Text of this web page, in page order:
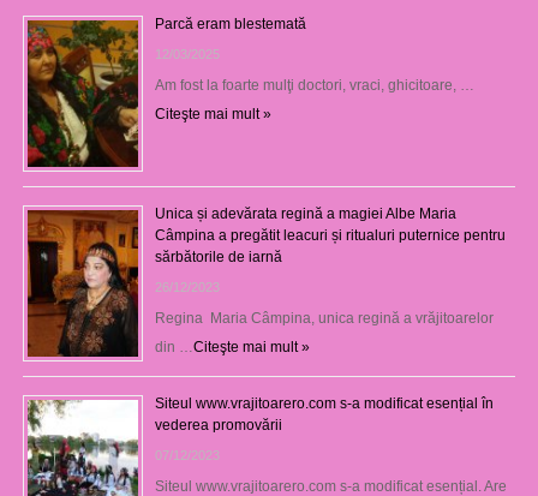
Parcă eram blestemată
12/03/2025
Am fost la foarte mulţi doctori, vraci, ghicitoare, …
Citeşte mai mult »
Unica și adevărata regină a magiei Albe Maria
Câmpina a pregătit leacuri și ritualuri puternice pentru
sărbătorile de iarnă
26/12/2023
Regina Maria Câmpina, unica regină a vrăjitoarelor
din … Citeşte mai mult »
Siteul www.vrajitoarero.com s-a modificat esențial în
vederea promovării
07/12/2023
Siteul www.vrajitoarero.com s-a modificat esențial. Are